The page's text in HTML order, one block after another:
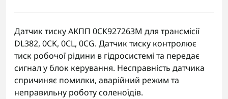
Датчик тиску АКПП 0CK927263M для трансмісії
DL382, 0CK, 0CL, 0CG. Датчик тиску контролює
тиск робочої рідини в гідросистемі та передає
сигнал у блок керування. Несправність датчика
спричиняє помилки, аварійний режим та
неправильну роботу соленоїдів.